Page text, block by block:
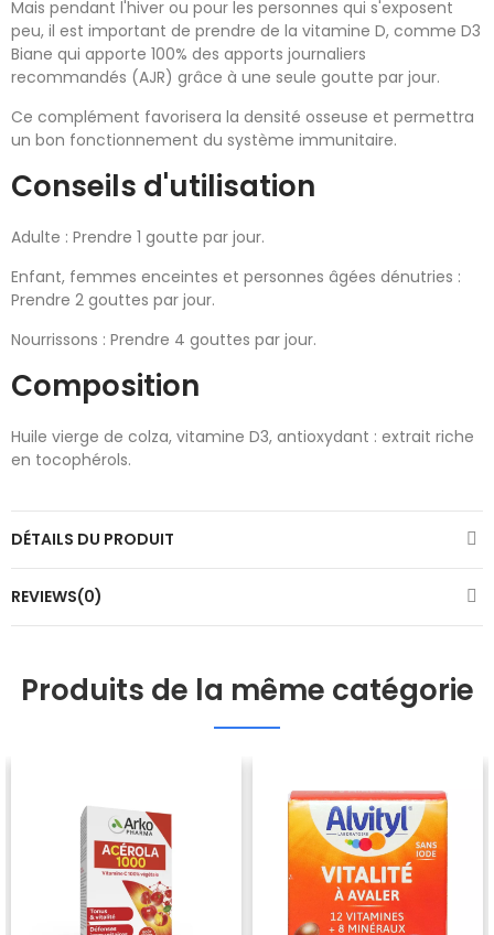
Mais pendant l'hiver ou pour les personnes qui s'exposent
peu, il est important de prendre de la vitamine D, comme D3
Biane qui apporte 100% des apports journaliers
recommandés (AJR) grâce à une seule goutte par jour.
Ce complément favorisera la densité osseuse et permettra
un bon fonctionnement du système immunitaire.
Conseils d'utilisation
Adulte : Prendre 1 goutte par jour.
Enfant, femmes enceintes et personnes âgées dénutries :
Prendre 2 gouttes par jour.
Nourrissons : Prendre 4 gouttes par jour.
Composition
Huile vierge de colza, vitamine D3, antioxydant : extrait riche
en tocophérols.
DÉTAILS DU PRODUIT
REVIEWS(0)
Produits de la même catégorie